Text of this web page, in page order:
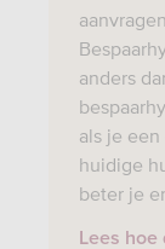
anders
als je
huidige
beter je
Lees